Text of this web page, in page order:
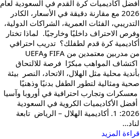
أفضل أكاديميات كرة القدم في السعودية لعام
2026 مع مقارنة دقيقة في الأسعار، الكادر
التدريبي، الفئات العمرية، الشراكات الدولية،
وفرص الاحتراف داخليًا وخارجيًا. لماذا تختار
أكاديمية كرة قدم لطفلك؟ تدريب احترافي
من مدربين معتمدين من FIFA وUEFA
اكتشاف المواهب مبكرًا فرصة للالتحاق
بأندية محلية مثل الهلال، الاتحاد، النصر بيئة
صحية ومثالية لتطور الطفل بدنيًا وذهنيًا
معسكرات وتجارب احترافية في أوروبا وآسيا
أفضل الأكاديميات الكروية في السعودية
2026: 1. أكاديمية الهلال – الرياض تابعة
لناد...
قراءة المزيد